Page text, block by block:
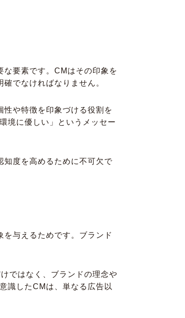
要素です。CMはその印象を
でなければなりません。
や特徴を印象づける役割を
境に優しい」というメッセー
知度を高めるために不可欠で
与えるためです。ブランド
ではなく、ブランドの理念や
識したCMは、単なる広告以